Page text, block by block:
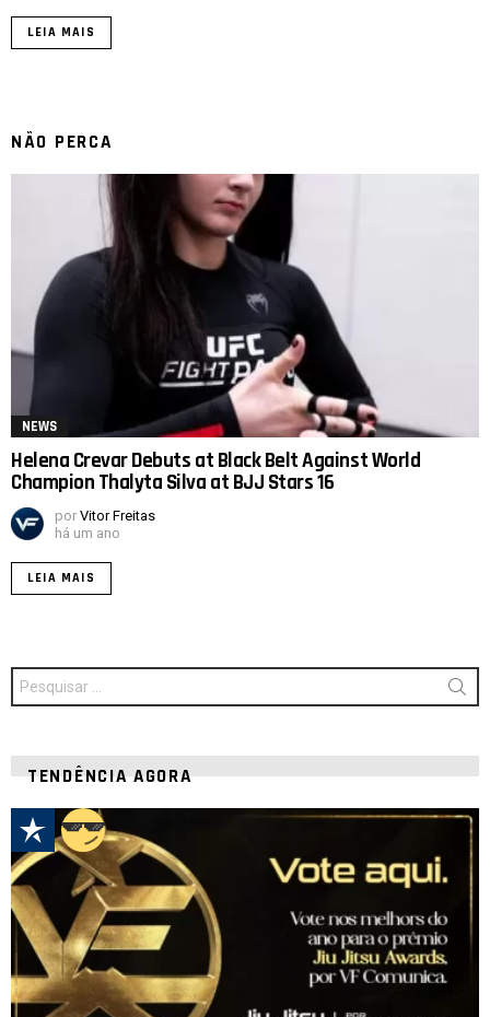
LEIA MAIS
NÃO PERCA
NEWS
Helena Crevar Debuts at Black Belt Against World
Champion Thalyta Silva at BJJ Stars 16
por Vitor Freitas
há um ano
LEIA MAIS
Procurar
por:
TENDÊNCIA AGORA